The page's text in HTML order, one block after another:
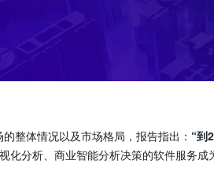
整体情况以及市场格局，报告指出： “到
分析、商业智能分析决策的软件服务成